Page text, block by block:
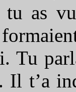
tu as
Tu
Il t’a